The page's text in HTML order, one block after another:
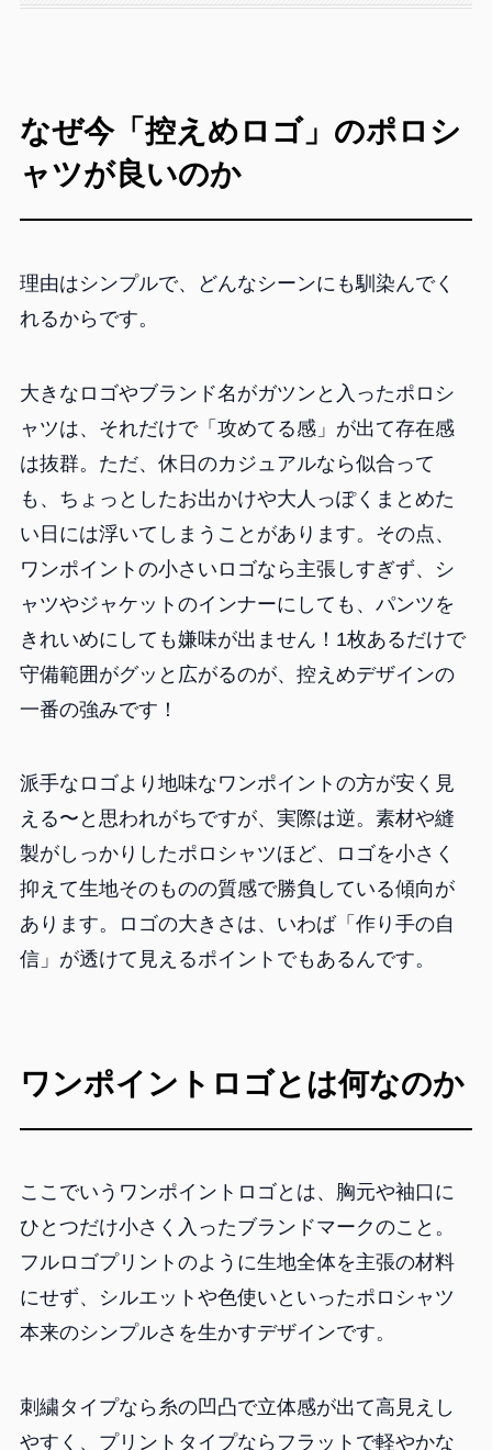
なぜ今「控えめロゴ」のポロシ
ャツが良いのか
理由はシンプルで、どんなシーンにも馴染んでく
れるからです。
大きなロゴやブランド名がガツンと入ったポロシ
ャツは、それだけで「攻めてる感」が出て存在感
は抜群。ただ、休日のカジュアルなら似合って
も、ちょっとしたお出かけや大人っぽくまとめた
い日には浮いてしまうことがあります。その点、
ワンポイントの小さいロゴなら主張しすぎず、シ
ャツやジャケットのインナーにしても、パンツを
きれいめにしても嫌味が出ません！1枚あるだけで
守備範囲がグッと広がるのが、控えめデザインの
一番の強みです！
派手なロゴより地味なワンポイントの方が安く見
える〜と思われがちですが、実際は逆。素材や縫
製がしっかりしたポロシャツほど、ロゴを小さく
抑えて生地そのものの質感で勝負している傾向が
あります。ロゴの大きさは、いわば「作り手の自
信」が透けて見えるポイントでもあるんです。
ワンポイントロゴとは何なのか
ここでいうワンポイントロゴとは、胸元や袖口に
ひとつだけ小さく入ったブランドマークのこと。
フルロゴプリントのように生地全体を主張の材料
にせず、シルエットや色使いといったポロシャツ
本来のシンプルさを生かすデザインです。
刺繍タイプなら糸の凹凸で立体感が出て高見えし
やすく、プリントタイプならフラットで軽やかな